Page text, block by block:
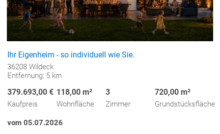
Ihr Eigenheim - so individuell wie Sie.
36208 Wildeck
Entfernung: 5 km
379.693,00 €
Kaufpreis
118,00 m²
Wohnfläche
3
Zimmer
720,00 m²
Grundstücksfläche
vom 05.07.2026